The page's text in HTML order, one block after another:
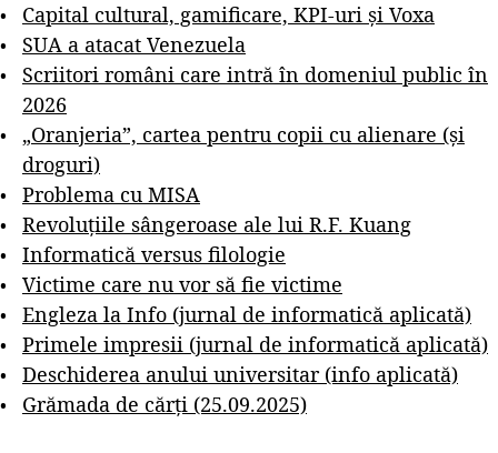
Capital cultural, gamificare, KPI-uri și Voxa
SUA a atacat Venezuela
Scriitori români care intră în domeniul public în
2026
„Oranjeria”, cartea pentru copii cu alienare (și
droguri)
Problema cu MISA
Revoluțiile sângeroase ale lui R.F. Kuang
Informatică versus filologie
Victime care nu vor să fie victime
Engleza la Info (jurnal de informatică aplicată)
Primele impresii (jurnal de informatică aplicată)
Deschiderea anului universitar (info aplicată)
Grămada de cărți (25.09.2025)